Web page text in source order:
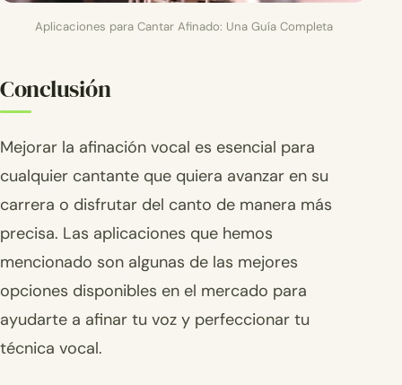
Aplicaciones para Cantar Afinado: Una Guía Completa
Conclusión
Mejorar la afinación vocal es esencial para
cualquier cantante que quiera avanzar en su
carrera o disfrutar del canto de manera más
precisa. Las aplicaciones que hemos
mencionado son algunas de las mejores
opciones disponibles en el mercado para
ayudarte a afinar tu voz y perfeccionar tu
técnica vocal.